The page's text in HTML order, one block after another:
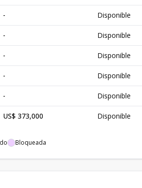
- Disponible
- Disponible
- Disponible
- Disponible
- Disponible
US$ 373,000 Disponible
Bloqueada